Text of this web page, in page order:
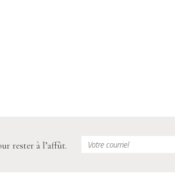
rester à l’affût.